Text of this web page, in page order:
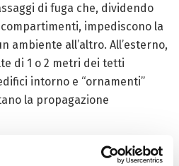
di fuga che, dividendo
impediscono la
ambiente all’altro. All’esterno,
di 1 o 2 metri dei tetti
intorno e “ornamenti”
la propagazione
A sorpresa, anche